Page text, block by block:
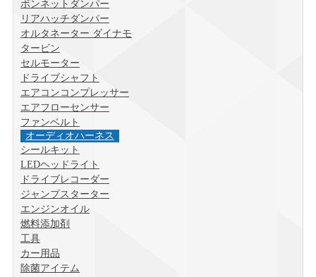
ボンネットダンパー
リアハッチダンパー
オルタネーター ダイナモ
タービン
セルモーター
ドライブシャフト
エアコンコンプレッサー
エアフローセンサー
ファンベルト
オーディオハーネス
シールキット
LEDヘッドライト
ドライブレコーダー
ジャンプスターター
エンジンオイル
燃料添加剤
工具
カー用品
除菌アイテム